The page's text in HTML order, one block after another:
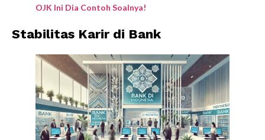
OJK Ini Dia Contoh Soalnya!
Stabilitas Karir di Bank